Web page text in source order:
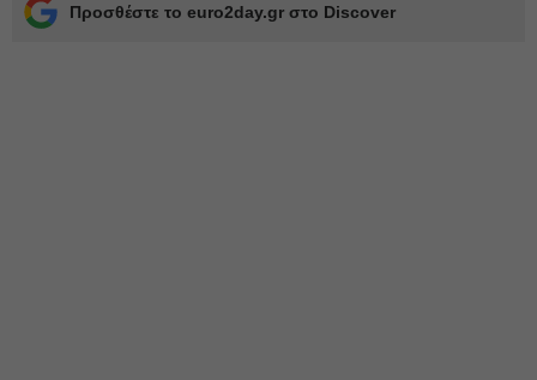
Προσθέστε το euro2day.gr στο Discover